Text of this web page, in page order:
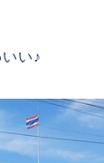
い♪